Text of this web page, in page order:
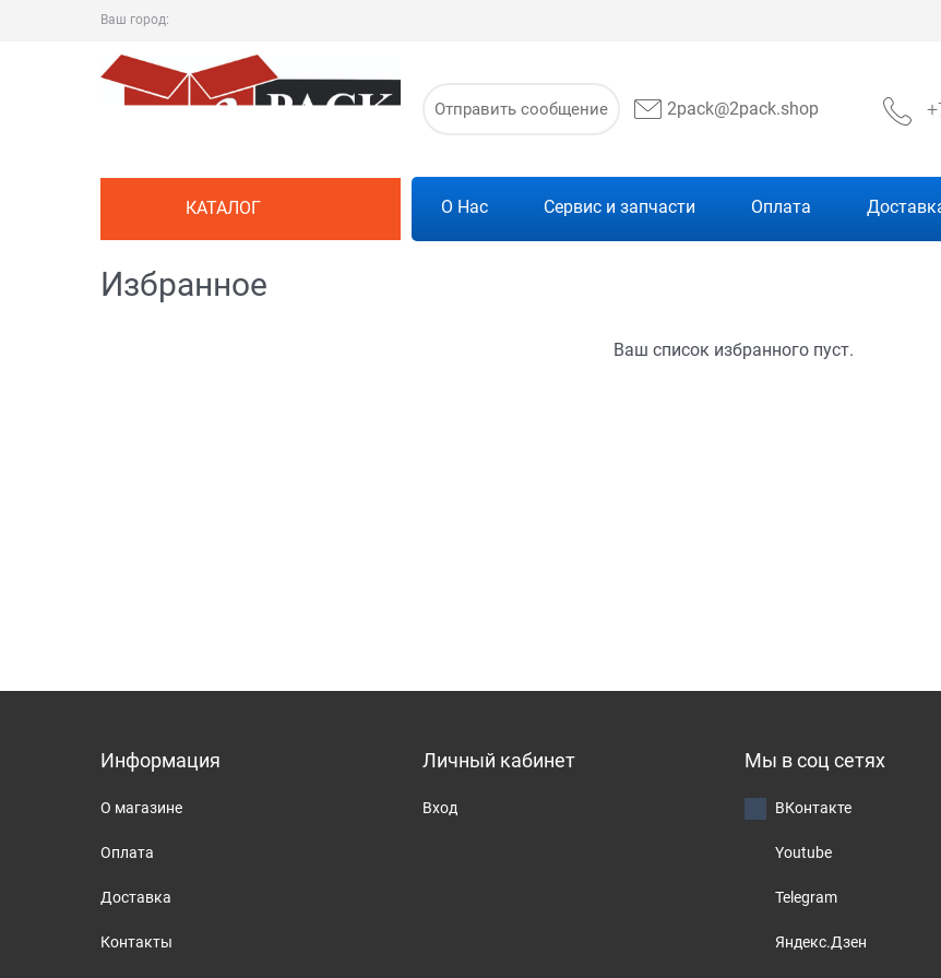
Ваш город:
Отправить сообщение 2pack@2pack.shop
КАТАЛОГ О Нас Сервис и запчасти Оплата
Избранное
Ваш список избранного пуст.
Информация
О магазине
Оплата
Доставка
Контакты
Личный кабинет
Вход
Мы в соц сетях
ВКонтакте
Youtube
Telegram
Яндекс.Дзен